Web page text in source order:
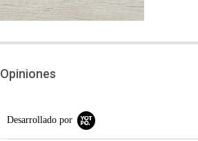
Opiniones
Desarrollado por